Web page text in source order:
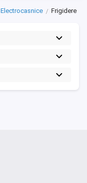
Electrocasnice Frigidere